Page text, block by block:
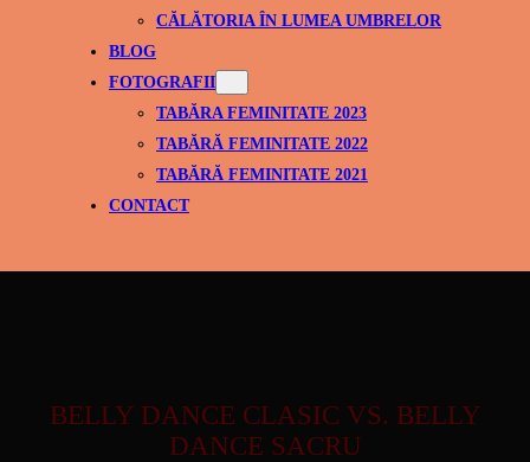
CĂLĂTORIA ÎN LUMEA UMBRELOR
BLOG
FOTOGRAFII
TABĂRA FEMINITATE 2023
TABĂRĂ FEMINITATE 2022
TABĂRĂ FEMINITATE 2021
CONTACT
BELLY DANCE CLASIC VS. BELLY
DANCE SACRU